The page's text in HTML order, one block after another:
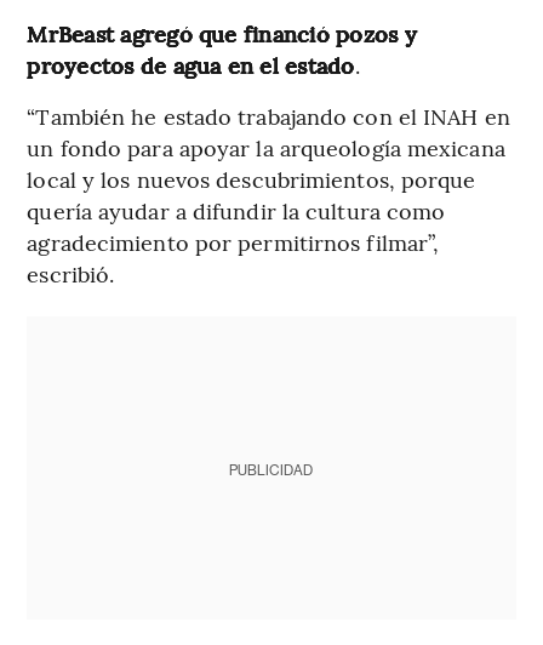
MrBeast agregó que financió pozos y
proyectos de agua en el estado.
“También he estado trabajando con el INAH en
un fondo para apoyar la arqueología mexicana
local y los nuevos descubrimientos, porque
quería ayudar a difundir la cultura como
agradecimiento por permitirnos filmar”,
escribió.
PUBLICIDAD